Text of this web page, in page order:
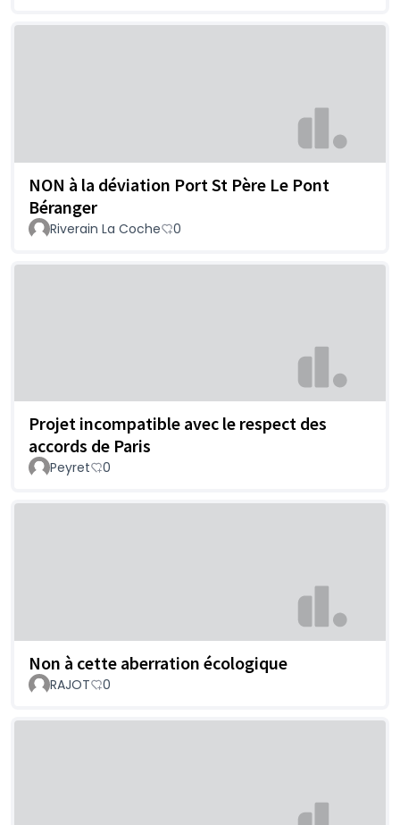
NON à la déviation Port St Père Le Pont
Béranger
Riverain La Coche 0
Projet incompatible avec le respect des
accords de Paris
Peyret 0
Non à cette aberration écologique
RAJOT 0